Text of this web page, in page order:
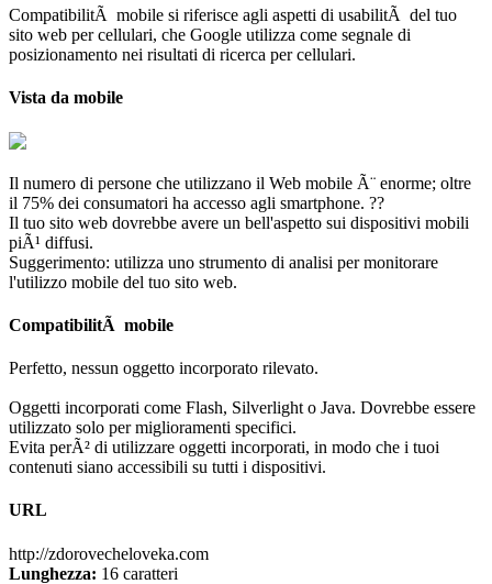
CompatibilitÃ mobile si riferisce agli aspetti di usabilitÃ del tuo
sito web per cellulari, che Google utilizza come segnale di
posizionamento nei risultati di ricerca per cellulari.
Vista da mobile
Il numero di persone che utilizzano il Web mobile Ã¨ enorme; oltre
il 75% dei consumatori ha accesso agli smartphone. ??
Il tuo sito web dovrebbe avere un bell'aspetto sui dispositivi mobili
piÃ¹ diffusi.
Suggerimento: utilizza uno strumento di analisi per monitorare
l'utilizzo mobile del tuo sito web.
CompatibilitÃ mobile
Perfetto, nessun oggetto incorporato rilevato.
Oggetti incorporati come Flash, Silverlight o Java. Dovrebbe essere
utilizzato solo per miglioramenti specifici.
Evita perÃ² di utilizzare oggetti incorporati, in modo che i tuoi
contenuti siano accessibili su tutti i dispositivi.
URL
http://zdorovecheloveka.com
Lunghezza: 16 caratteri